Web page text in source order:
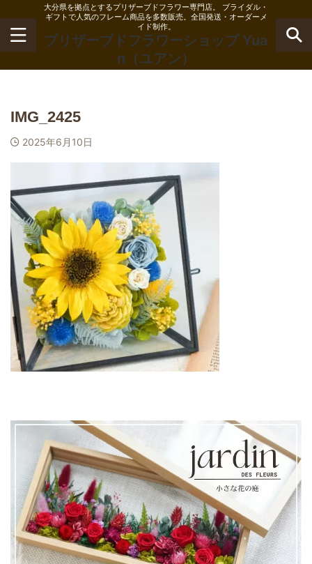
大分県を拠点とするプリザーブドフラワー専門店。 ブライダル・
ギフトで人気のフレーム商品を多数販売。全国発送・オーダーメ
イド制作。
プリザーブドフラワーショップ Yua
n（ユアン）
IMG_2425
2025年6月10日